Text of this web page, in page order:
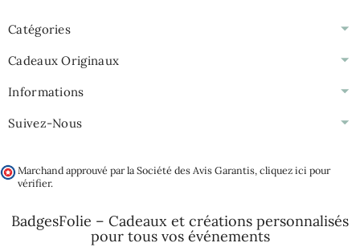
Catégories
Cadeaux Originaux
Informations
Suivez-Nous
Marchand approuvé par la Société des Avis Garantis, cliquez ici pour
vérifier.
BadgesFolie – Cadeaux et créations personnalisés
pour tous vos événements